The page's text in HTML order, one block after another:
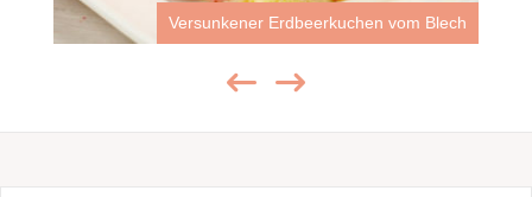
Versunkener Erdbeerkuchen vom Blech